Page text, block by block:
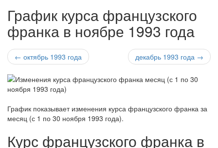
График курса французского
франка в ноябре 1993 года
← октябрь 1993 года декабрь 1993 года →
График показывает изменения курса французского франка за
месяц (с 1 по 30 ноября 1993 года).
Курс французского франка в